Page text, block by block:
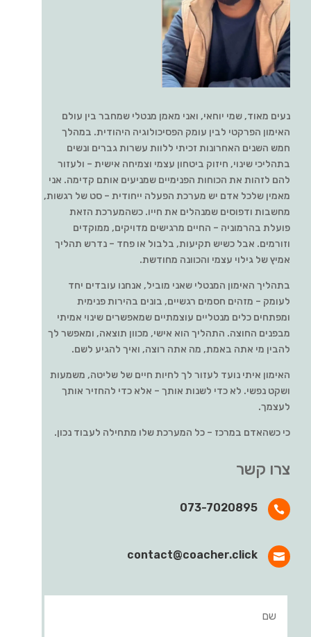
נעים מאוד, שמי יוחאי, ואני מאמן מנטלי שמחבר בין עולם
האימון הפרקטי לבין עומק הפסיכולוגיה היהודית. במהלך
חמש השנים האחרונות זכיתי ללוות עשרות גברים ונשים
בתהליכי שינוי, חיזוק ביטחון עצמי וצמיחה אישית – ולעזור
להם לזהות את הכוחות הפנימיים שמניעים אותם קדימה. אני
מאמין שלכל אדם יש מערכת הפעלה ייחודית – סט של רגשות,
מחשבות ודפוסים שמנהלים את חייו. כשהמערכת הזאת
פועלת בהרמוניה – החיים מרגישים מדויקים, ממוקדים
וזורמים. אבל כשיש תקיעות, בלבול או פחד – נדרש תהליך
אמיץ של גילוי עצמי והכוונה מחודשת.
בתהליך האימון המנטלי שאני מוביל, אנחנו עובדים יחד
לעומק – מזהים חסמים רגשיים, בונים בהירות פנימית
ומפתחים כלים מנטליים עוצמתיים שמאפשרים שינוי אמיתי
מבפנים החוצה. התהליך הוא אישי, מכוון תוצאה, ומאפשר לך
להבין מי אתה באמת, מה אתה רוצה, ואיך להגיע לשם.
האימון איתי נועד לעזור לך לחיות חיים של שליטה, משמעות
ושקט נפשי. לא כדי לשנות אותך – אלא כדי להחזיר אותך
לעצמך.
כי כשהאדם במרכז – כל המערכת שלו מתחילה לעבוד נכון.
צרו קשר

073-7020895

contact@coacher.click